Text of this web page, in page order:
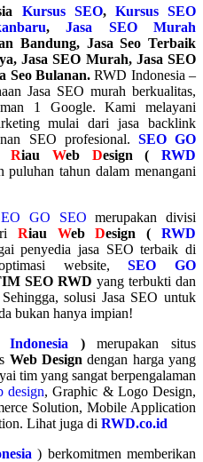
Kursus SEO, Kursus SEO
,Jasa SEO Murah
Bandung, Jasa Seo Terbaik
Jasa SEO Murah, Jasa SEO
Seo Bulanan.RWD Indonesia –
Jasa SEO murah berkualitas,
1 Google. Kami melayani
mulai dari jasa backlink
SEO profesional. SEO GO
Riau Web Design ( RWD
puluhan tahun dalam menangani
GO SEO merupakan divisi
Riau WebDesign (RWD
penyedia jasa SEO terbaik di
website,SEO GO
SEO RWD yang terbukti dan
solusi Jasa SEO untuk
bukan hanya impian!
Indonesia )merupakan situs
Web Design dengan harga yang
tim yang sangat berpengalaman
design, Graphic & Logo Design,
Solution, Mobile Application
Lihat juga di RWD.co.id
) berkomitmen memberikan